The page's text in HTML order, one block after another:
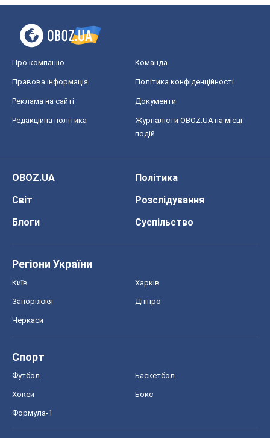
Про компанію Команда
Правова інформація Політика конфіденційності
Реклама на сайті Документи
Редакційна політика
Журналісти OBOZ.UA на місці
подій
OBOZ.UA
Політика
Світ
Розслідування
Блоги
Суспільство
Регіони України
Київ Харків
Запоріжжя Дніпро
Черкаси
Спорт
Футбол Баскетбол
Хокей Бокс
Формула-1